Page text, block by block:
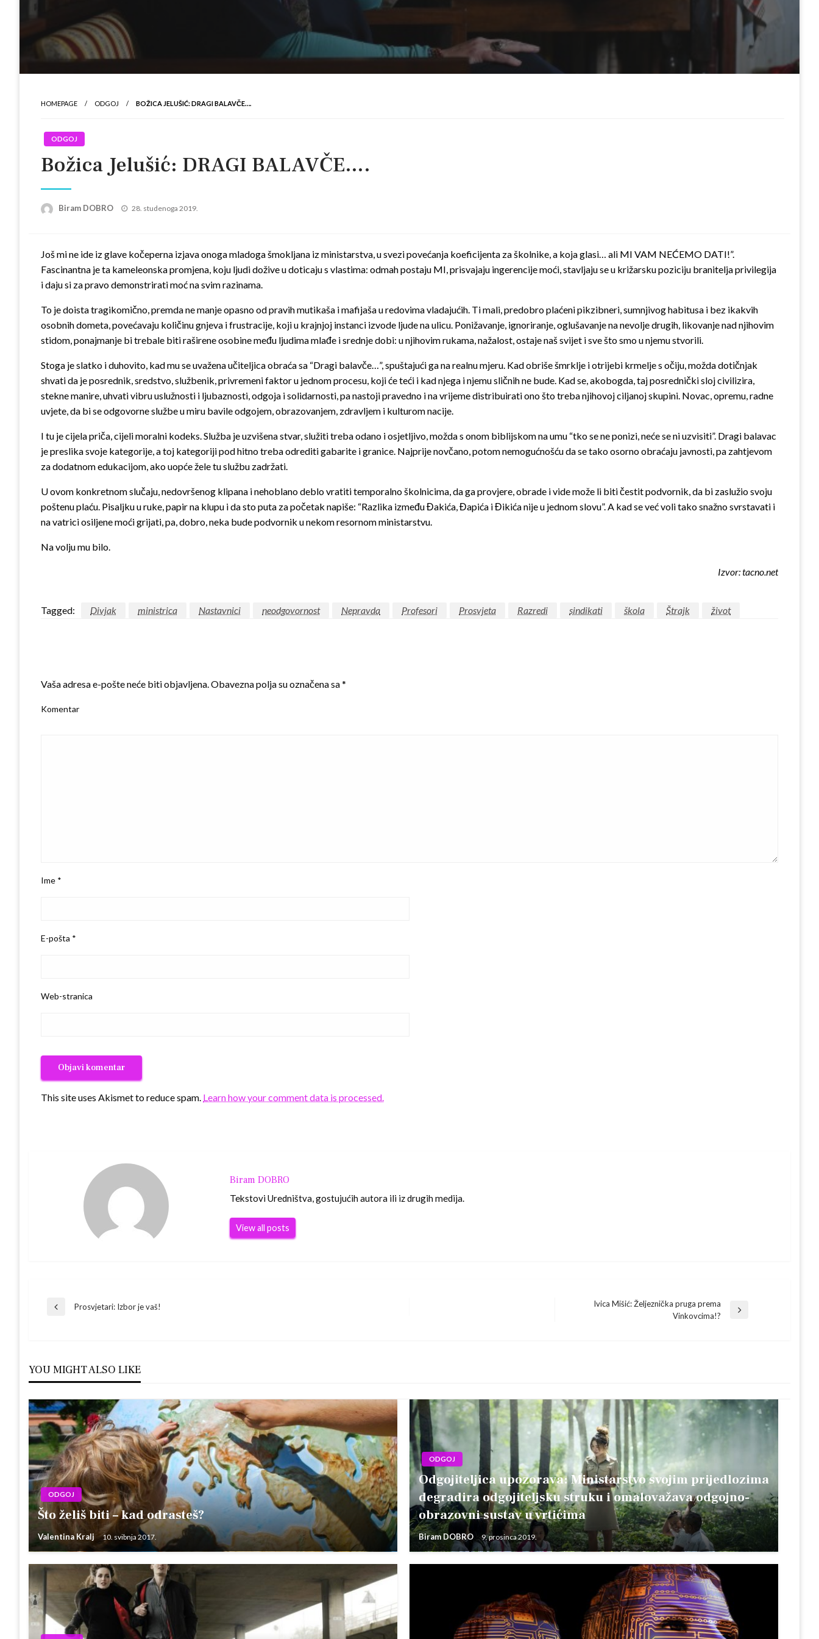
HOMEPAGE ODGOJ BOŽICA JELUŠIĆ: DRAGI BALAVČE….
ODGOJ
Božica Jelušić: DRAGI BALAVČE….
Biram DOBRO
Posted
28. studenoga 2019.
Još mi ne ide iz glave kočeperna izjava onoga mladoga šmokljana iz ministarstva, u svezi povećanja koeficijenta za školnike, a koja glasi… ali MI VAM NEĆEMO DATI!”.
Fascinantna je ta kameleonska promjena, koju ljudi dožive u doticaju s vlastima: odmah postaju MI, prisvajaju ingerencije moći, stavljaju se u križarsku poziciju branitelja privilegija
i daju si za pravo demonstrirati moć na svim razinama.
To je doista tragikomično, premda ne manje opasno od pravih mutikaša i mafijaša u redovima vladajućih. Ti mali, predobro plaćeni pikzibneri, sumnjivog habitusa i bez ikakvih
osobnih dometa, povećavaju količinu gnjeva i frustracije, koji u krajnjoj instanci izvode ljude na ulicu. Ponižavanje, ignoriranje, oglušavanje na nevolje drugih, likovanje nad njihovim
stidom, ponajmanje bi trebale biti raširene osobine među ljudima mlađe i srednje dobi: u njihovim rukama, nažalost, ostaje naš svijet i sve što smo u njemu stvorili.
Stoga je slatko i duhovito, kad mu se uvažena učiteljica obraća sa “Dragi balavče…”, spuštajući ga na realnu mjeru. Kad obriše šmrklje i otrijebi krmelje s očiju, možda dotičnjak
shvati da je posrednik, sredstvo, službenik, privremeni faktor u jednom procesu, koji će teći i kad njega i njemu sličnih ne bude. Kad se, akobogda, taj posrednički sloj civilizira,
stekne manire, uhvati vibru uslužnosti i ljubaznosti, odgoja i solidarnosti, pa nastoji pravedno i na vrijeme distribuirati ono što treba njihovoj ciljanoj skupini. Novac, opremu, radne
uvjete, da bi se odgovorne službe u miru bavile odgojem, obrazovanjem, zdravljem i kulturom nacije.
I tu je cijela priča, cijeli moralni kodeks. Služba je uzvišena stvar, služiti treba odano i osjetljivo, možda s onom biblijskom na umu “tko se ne ponizi, neće se ni uzvisiti”. Dragi balavac
je preslika svoje kategorije, a toj kategoriji pod hitno treba odrediti gabarite i granice. Najprije novčano, potom nemogućnošću da se tako osorno obraćaju javnosti, pa zahtjevom
za dodatnom edukacijom, ako uopće žele tu službu zadržati.
U ovom konkretnom slučaju, nedovršenog klipana i nehoblano deblo vratiti temporalno školnicima, da ga provjere, obrade i vide može li biti čestit podvornik, da bi zaslužio svoju
poštenu plaću. Pisaljku u ruke, papir na klupu i da sto puta za početak napiše: “Razlika između Đakića, Đapića i Đikića nije u jednom slovu”. A kad se već voli tako snažno svrstavati i
na vatrici osiljene moći grijati, pa, dobro, neka bude podvornik u nekom resornom ministarstvu.
Na volju mu bilo.
Izvor: tacno.net
Tagged: Divjak ministrica Nastavnici neodgovornost Nepravda Profesori Prosvjeta Razredi sindikati škola Štrajk život
Vaša adresa e-pošte neće biti objavljena.Obavezna polja su označena sa*
Komentar
Ime *
E-pošta *
Web-stranica
This site uses Akismet to reduce spam. Learn how your comment data is processed.
Biram DOBRO
Tekstovi Uredništva, gostujućih autora ili iz drugih medija.
View all posts
Navigacija
Previous
Prosvjetari: Izbor je vaš!
Ivica Mišić: Željeznička pruga prema
Vinkovcima!?
YOU MIGHT ALSO LIKE
ODGOJ
Što želiš biti – kad odrasteš?
Valentina Kralj 10. svibnja 2017.
ODGOJ
Odgojiteljica upozorava: Ministarstvo svojim prijedlozima
degradira odgojiteljsku struku i omalovažava odgojno-
obrazovni sustav u vrtićima
Biram DOBRO 9. prosinca 2019.